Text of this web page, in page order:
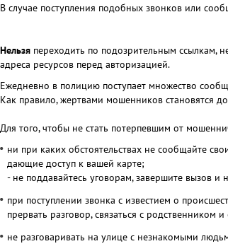
В случае поступления подобных звонков или
Нельзяпереходить по подозрительным ссылкам,
адреса ресурсов перед авторизацией.
Ежедневно в полицию поступает множество
Как правило, жертвами мошенников становятся
Для того, чтобы не стать потерпевшим от
ни при каких обстоятельствах не сообщайте
дающие доступ к вашей карте;
- не поддавайтесь уговорам, завершите вызов
при поступлении звонка с известием о
прервать разговор, связаться с родственником
не разговаривать на улице с незнакомыми